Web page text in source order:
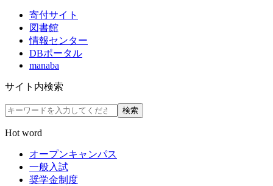
寄付サイト
図書館
情報センター
DBポータル
manaba
サイト内検索
検索
Hot word
オープンキャンパス
一般入試
奨学金制度